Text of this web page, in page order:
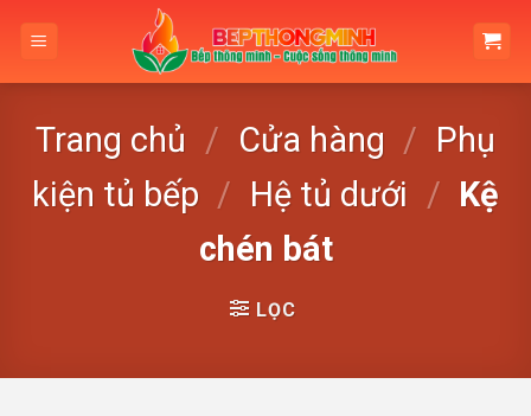
Trang chủ / Cửa hàng / Phụ
kiện tủ bếp / Hệ tủ dưới / Kệ
chén bát
LỌC